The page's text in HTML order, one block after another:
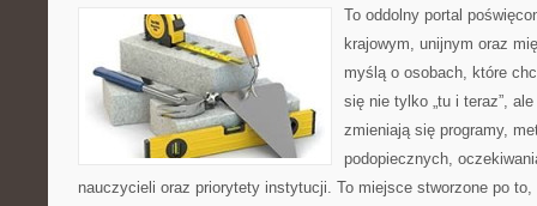
To oddolny portal
krajowym, unijnym oraz
myślą o osobach, które
się nie tylko „tu i teraz”,
zmieniają się programy,
podopiecznych,
nauczycieli oraz priorytety instytucji. To miejsce stworzone po to,